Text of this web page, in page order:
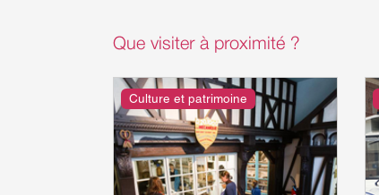
Que visiter à proximité ?
Culture et patrimoine